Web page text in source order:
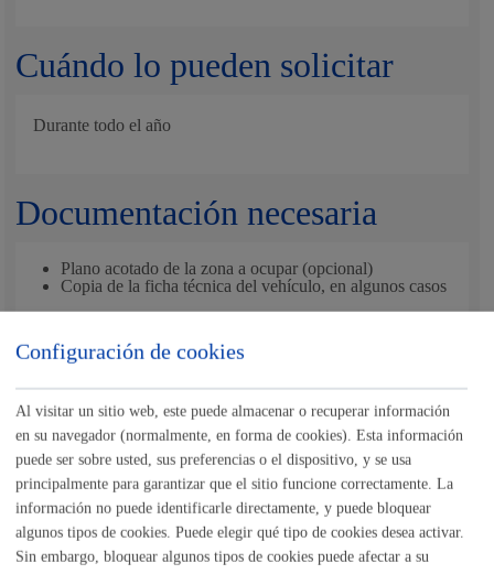
Cuándo lo pueden solicitar
Durante todo el año
Documentación necesaria
Plano acotado de la zona a ocupar (opcional)
Copia de la ficha técnica del vehículo, en algunos casos
En el caso detransporte especial,
Descripción de todo el recorrido a realizar, suscrito por
persona técnica competente (según la Ley 38/1999 de
Ordenación de la Edificación), con el cálculo de la
envolvente de giro (artículo 8.2.3 de la norma 3.1-IC).
Nota:es obligatorioel uso del formulario o del impreso
específico indicado en este trámite.
Tamaño máximo anexos:10 Mb
Configuración de cookies
Al visitar un sitio web, este puede almacenar o recuperar información
en su navegador (normalmente, en forma de cookies). Esta información
puede ser sobre usted, sus preferencias o el dispositivo, y se usa
principalmente para garantizar que el sitio funcione correctamente. La
información no puede identificarle directamente, y puede bloquear
algunos tipos de cookies. Puede elegir qué tipo de cookies desea activar.
Sin embargo, bloquear algunos tipos de cookies puede afectar a su